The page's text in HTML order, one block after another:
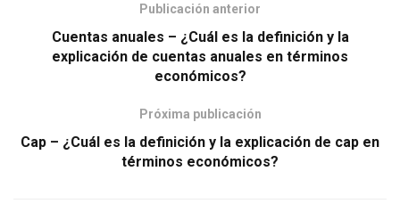
Publicación anterior
Cuentas anuales – ¿Cuál es la definición y la
explicación de cuentas anuales en términos
económicos?
Próxima publicación
Cap – ¿Cuál es la definición y la explicación de cap en
términos económicos?